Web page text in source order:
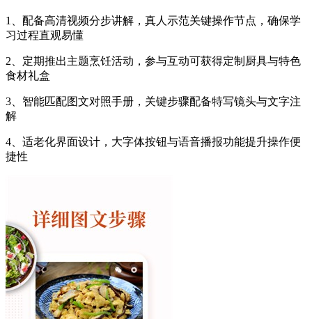
1、配备高清视频分步讲解，真人示范关键操作节点，确保学
习过程直观易懂
2、定期推出主题烹饪活动，参与互动可获得定制厨具与特色
食材礼盒
3、智能匹配图文对照手册，关键步骤配备特写镜头与文字注
解
4、适老化界面设计，大字体按钮与语音播报功能提升操作便
捷性